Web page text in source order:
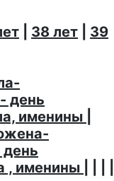
38 лет
39
день
именины
, именины